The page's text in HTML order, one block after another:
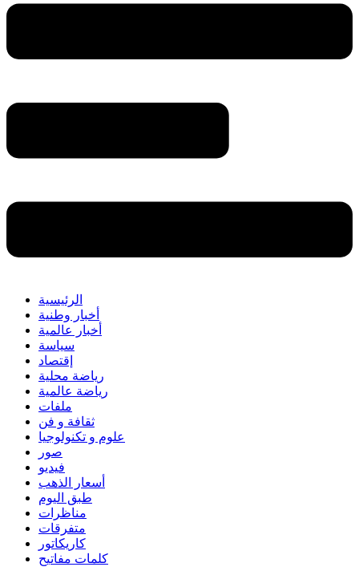
الرئيسية
أخبار وطنية
أخبار عالمية
سياسة
إقتصاد
رياضة محلية
رياضة عالمية
ملفات
ثقافة و فن
علوم و تكنولوجيا
صور
فيديو
أسعار الذهب
طبق اليوم
مناظرات
متفرقات
كاريكاتور
كلمات مفاتيح